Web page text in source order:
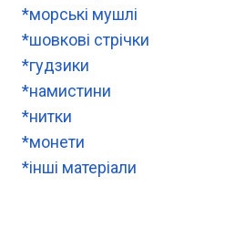
*морські мушлі
*шовкові стрічки
*гудзики
*намистини
*нитки
*монети
*інші матеріали